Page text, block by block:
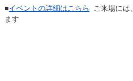
■イベントの詳細はこちら
ご来場には
ます